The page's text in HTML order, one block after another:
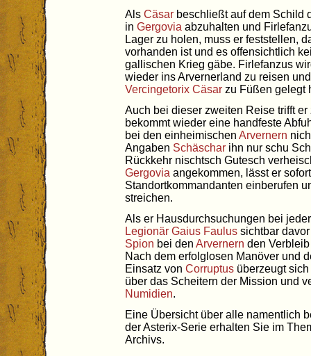
Als Cäsar beschließt auf dem Schild
in Gergovia abzuhalten und
Lager zu holen, muss er feststellen,
vorhanden ist und es offensichtlich
gallischen Krieg gäbe. Firlefanzus
wieder ins Arvernerland zu reisen
Vercingetorix Cäsar zu Füßen gelegt
Auch bei dieser zweiten Reise trifft
bekommt wieder eine handfeste
bei den einheimischen Arvernern
Angaben Schäschar ihn nur schu
Rückkehr nischtsch Gutesch
Gergovia angekommen, lässt er
Standortkommandanten einberufen
streichen.
Als er Hausdurchsuchungen bei
Legionär Gaius Faulus sichtbar
Spion bei den Arvernern den
Nach dem erfolglosen Manöver und
Einsatz von Corruptus überzeugt sich
über das Scheitern der Mission und
Numidien.
Eine Übersicht über alle namentlich
der Asterix-Serie erhalten Sie im
Archivs.